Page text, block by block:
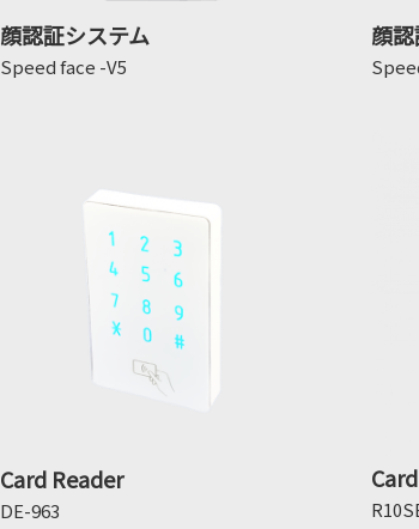
顔認証システム
Speed face -V5
顔
Card Reader
DE-963